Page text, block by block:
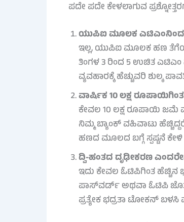
ಪದೇ ಪದೇ ಕೇಳಲಾಗುವ
ಯುಪಿಐ ಮೂಲಕ ಎಟಿಎಂನಿಂದ
ಇಲ್ಲ, ಯುಪಿಐ ಮೂಲಕ ಹಣ
ತಿಂಗಳ 3 ರಿಂದ 5 ಉಚಿತ ಎಟಿಎಂ
ವ್ಯವಹಾರಕ್ಕೆ ಹೆಚ್ಚುವರಿ ಶುಲ್ಕ
ವಾರ್ಷಿಕ 10 ಲಕ್ಷ
ಕೇವಲ 10 ಲಕ್ಷ ರೂಪಾಯಿ ಜಮೆ
ನಿಮ್ಮ ಬ್ಯಾಂಕ್ ವಹಿವಾಟು
ಹಣದ ಮೂಲದ ಬಗ್ಗೆ ಸ್ಪಷ್ಟನೆ
ದ್ವಿ-ಹಂತದ ದೃಢೀಕರಣ
ಇದು ಕೇವಲ ಓಟಿಪಿಗಿಂತ ಹೆಚ್ಚಿನ
ಪಾಸ್‌ವರ್ಡ್ ಅಥವಾ ಓಟಿಪಿ
ಪ್ರತ್ಯೇಕ ಭದ್ರತಾ ಟೋಕನ್ ಬಳಸಿ